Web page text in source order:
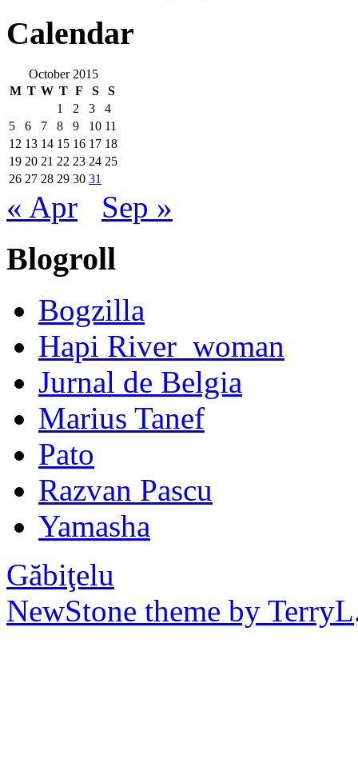
Calendar
October 2015
M T W T F S
S
1
2 3
4
5
6 7 8 9 10 11
12 13 14 15 16 17 18
19 20 21 22 23 24 25
26 27 28 29 30 31
« Apr Sep »
Blogroll
Bogzilla
Hapi River_woman
Jurnal de Belgia
Marius Tanef
Pato
Razvan Pascu
Yamasha
Găbiţelu
NewStone theme by TerryL